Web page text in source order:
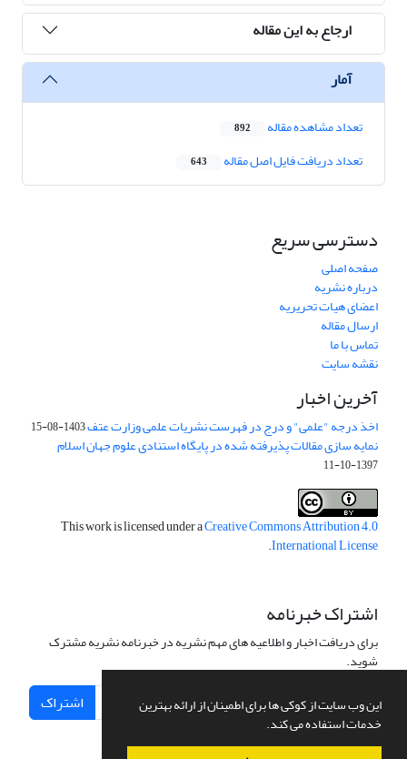
این وب سایت از کوکی ها برای اطمینان از ارائه بهترین
خدمات استفاده می کند.
ارجاع به این مقاله
آمار
تعداد مشاهده مقاله 892
تعداد دریافت فایل اصل مقاله 643
دسترسی سریع
صفحه اصلی
درباره نشریه
اعضای هیات تحریریه
ارسال مقاله
تماس با ما
نقشه سایت
آخرین اخبار
اخذ درجه "علمی" و درج در فهرست نشریات علمی وزارت عتف1403-08-15
نمایه سازی مقالات پذیرفته شده در پایگاه استنادی علوم جهان اسلام
1397-10-11
This work is licensed under aCreative Commons Attribution 4.0
International License
.
اشتراک خبرنامه
برای دریافت اخبار و اطلاعیه های مهم نشریه در خبرنامه نشریه مشترک
شوید.
اشتراک